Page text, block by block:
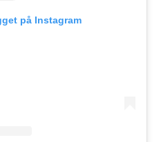
på Instagram